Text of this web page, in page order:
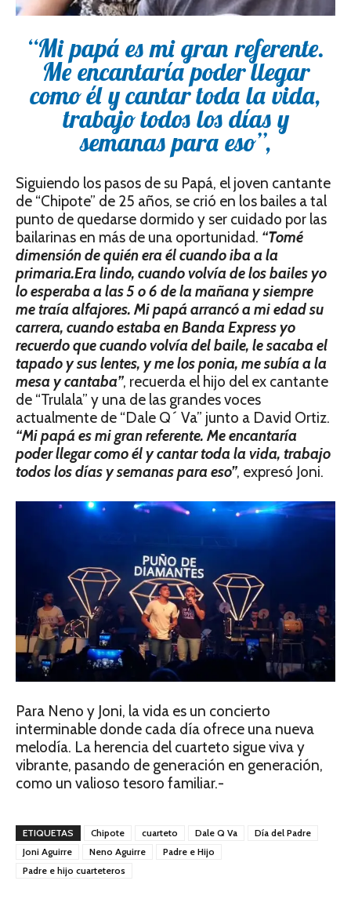
“Mi papá es mi gran referente.
Me encantaría poder llegar
como él y cantar toda la vida,
trabajo todos los días y
semanas para eso”,
Siguiendo los pasos de su Papá, el joven cantante
de “Chipote” de 25 años, se crió en los bailes a tal
punto de quedarse dormido y ser cuidado por las
bailarinas en más de una oportunidad. “Tomé
dimensión de quién era él cuando iba a la
primaria.Era lindo, cuando volvía de los bailes yo
lo esperaba a las 5 o 6 de la mañana y siempre
me traía alfajores. Mi papá arrancó a mi edad su
carrera, cuando estaba en Banda Express yo
recuerdo que cuando volvía del baile, le sacaba el
tapado y sus lentes, y me los ponia, me subía a la
mesa y cantaba”, recuerda el hijo del ex cantante
de “Trulala” y una de las grandes voces
actualmente de “Dale Q´ Va” junto a David Ortiz.
“Mi papá es mi gran referente. Me encantaría
poder llegar como él y cantar toda la vida, trabajo
todos los días y semanas para eso”, expresó Joni.
Para Neno y Joni, la vida es un concierto
interminable donde cada día ofrece una nueva
melodía. La herencia del cuarteto sigue viva y
vibrante, pasando de generación en generación,
como un valioso tesoro familiar.-
ETIQUETAS Chipote cuarteto Dale Q Va
Día del Padre
Joni Aguirre
Neno Aguirre
Padre e Hijo
Padre e hijo cuarteteros